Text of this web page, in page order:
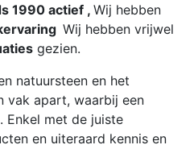
1990 actief , Wij hebben
Wij hebben vrijwel
gezien.
natuursteen en het
vak apart, waarbij een
Enkel met de juiste
en uiteraard kennis en